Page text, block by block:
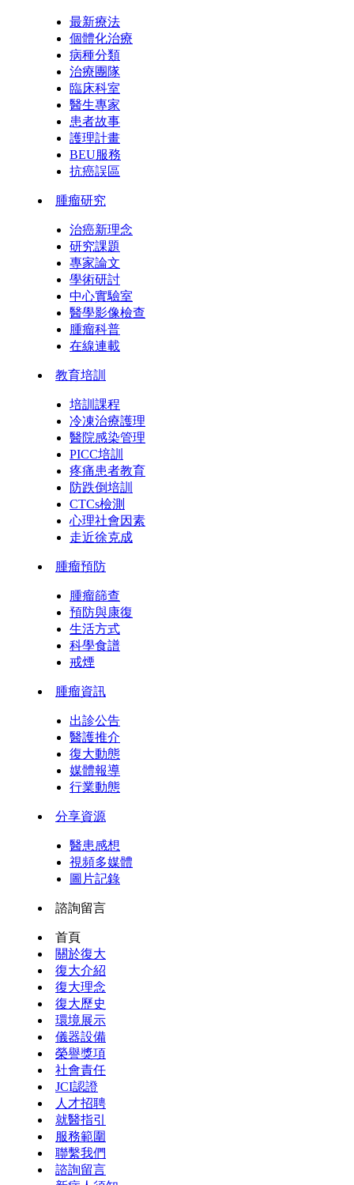
最新療法
個體化治療
病種分類
治療團隊
臨床科室
醫生專家
患者故事
護理計畫
BEU服務
抗癌誤區
腫瘤研究
治癌新理念
研究課題
專家論文
學術研討
中心實驗室
醫學影像檢查
腫瘤科普
在線連載
教育培訓
培訓課程
冷凍治療護理
醫院感染管理
PICC培訓
疼痛患者教育
防跌倒培訓
CTCs檢測
心理社會因素
走近徐克成
腫瘤預防
腫瘤篩查
預防與康復
生活方式
科學食譜
戒煙
腫瘤資訊
出診公告
醫護推介
復大動態
媒體報導
行業動態
分享資源
醫患感想
視頻多媒體
圖片記錄
諮詢留言
首頁
關於復大
復大介紹
復大理念
復大歷史
環境展示
儀器設備
榮譽獎項
社會責任
JCI認證
人才招聘
就醫指引
服務範圍
聯繫我們
諮詢留言